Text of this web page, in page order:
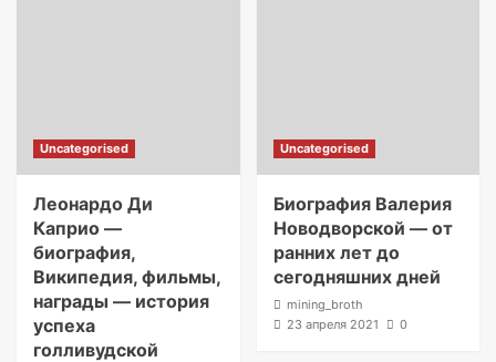
Uncategorised
Леонардо Ди
Каприо —
биография,
Википедия, фильмы,
награды — история
успеха
голливудской
Uncategorised
Биография Валерия
Новодворской — от
ранних лет до
сегодняшних дней
mining_broth
23 апреля 2021
0